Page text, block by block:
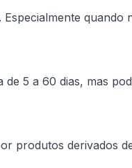
quando
5 a 60 dias, mas
produtos derivados